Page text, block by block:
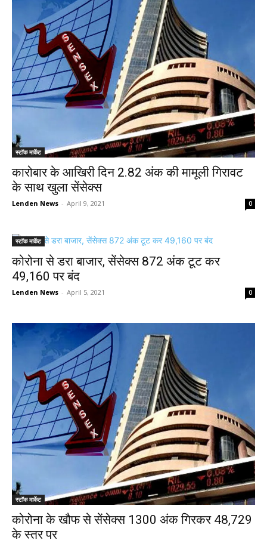
स्टॉक मार्केट
कारोबार के आखिरी दिन 2.82 अंक की मामूली गिरावट
के साथ खुला सेंसेक्स
Lenden News - April 9, 2021 0
स्टॉक मार्केट
कोरोना से डरा बाजार, सेंसेक्स 872 अंक टूट कर
49,160 पर बंद
Lenden News - April 5, 2021 0
स्टॉक मार्केट
कोरोना के खौफ से सेंसेक्स 1300 अंक गिरकर 48,729
के स्तर पर